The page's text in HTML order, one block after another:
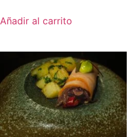
Añadir al carrito